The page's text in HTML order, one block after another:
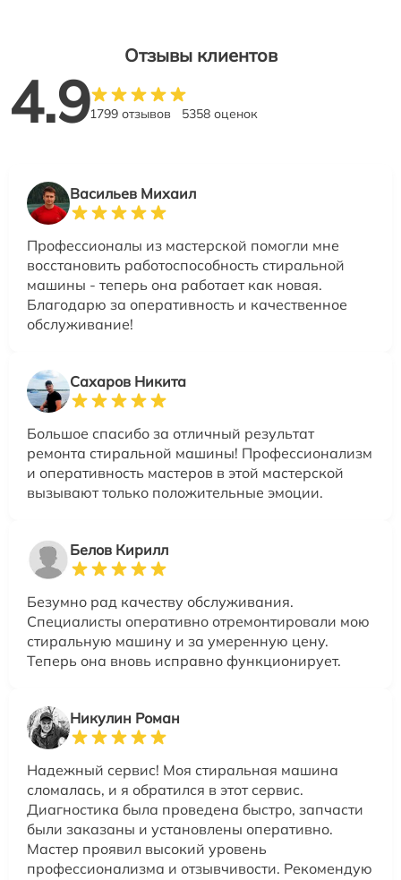
Отзывы клиентов
4.91799 отзывов 5358 оценок
Васильев Михаил
Профессионалы из мастерской помогли мне
восстановить работоспособность стиральной
машины - теперь она работает как новая.
Благодарю за оперативность и качественное
обслуживание!
Сахаров Никита
Большое спасибо за отличный результат
ремонта стиральной машины! Профессионализм
и оперативность мастеров в этой мастерской
вызывают только положительные эмоции.
Белов Кирилл
Безумно рад качеству обслуживания.
Специалисты оперативно отремонтировали мою
стиральную машину и за умеренную цену.
Теперь она вновь исправно функционирует.
Никулин Роман
Надежный сервис! Моя стиральная машина
сломалась, и я обратился в этот сервис.
Диагностика была проведена быстро, запчасти
были заказаны и установлены оперативно.
Мастер проявил высокий уровень
профессионализма и отзывчивости. Рекомендую